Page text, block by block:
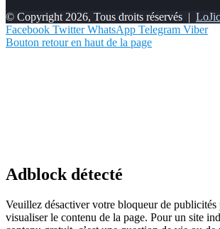
© Copyright 2026, Tous droits réservés |
Facebook Twitter WhatsApp Telegram Viber
Bouton retour en haut de la page
Adblock détecté
Veuillez désactiver votre bloqueur de
visualiser le contenu de la page. Pour un site